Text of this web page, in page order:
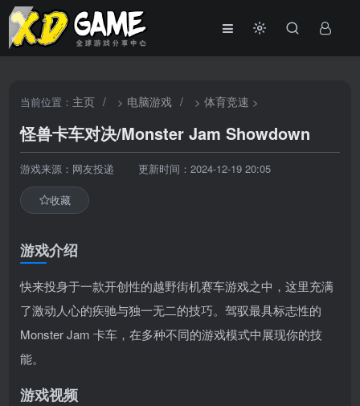
当前位置： 主页 / > 电脑游戏 / >体育竞速 >
怪兽卡车对决/Monster Jam Showdown
游戏来源：网友投递 更新时间：2024-12-19 20:05
收藏
游戏介绍
快来投身于一款开创性的越野街机赛车游戏之中，这里充满
了激动人心的疾驰与独一无二的技巧。驾驭最具标志性的
Monster Jam 卡车，在多种不同的游戏模式中展现你的技
能。
游戏视频